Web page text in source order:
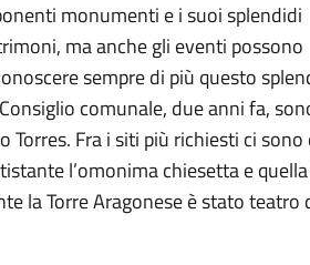
monumenti e i suoi splendidi
ma anche gli eventi possono
sempre di più questo
comunale, due anni fa,
Fra i siti più richiesti ci sono
l’omonima chiesetta e
la Torre Aragonese è stato teatro